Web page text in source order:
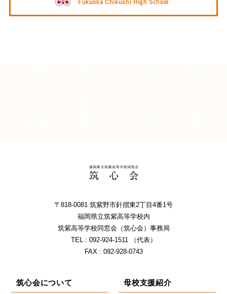
Fukuoka Chikushi High School
〒818-0081 筑紫野市針摺東2丁⽬4番1号
福岡県⽴筑紫⾼等学校内
筑紫⾼等学校同窓会（筑⼼会）事務局
TEL : 092-924-1511 （代表）
FAX : 092-928-0743
筑心会について 母校支援紹介